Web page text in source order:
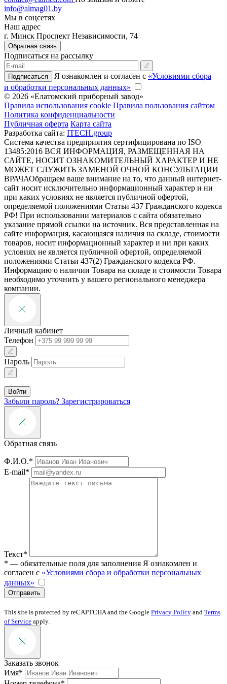
info@almag01.by
Мы в соцсетях
Наш адрес
г. Минск Проспект Независимости, 74
Обратная связь
Подписаться на рассылку
Подписаться Я ознакомлен и согласен с «Условиями сбора
и обработки персональных данных»
© 2026 «Елатомский приборный завод»
Правила использования cookie Правила пользования сайтом
Политика конфиденциальности
Публичная оферта Карта сайта
Разработка сайта: ITECH.group
Система качества предприятия сертифицирована по ISO
13485:2016 ВСЯ ИНФОРМАЦИЯ, РАЗМЕЩЕННАЯ НА
САЙТЕ, НОСИТ ОЗНАКОМИТЕЛЬНЫЙ ХАРАКТЕР И НЕ
МОЖЕТ СЛУЖИТЬ ЗАМЕНОЙ ОЧНОЙ КОНСУЛЬТАЦИИ
ВРАЧАОбращаем ваше внимание на то, что данный интернет-
сайт носит исключительно информационный характер и ни
при каких условиях не является публичной офертой,
определяемой положениями Статьи 437 Гражданского кодекса
РФ! При использовании материалов с сайта обязательно
указание прямой ссылки на источник. Вся представленная на
сайте информация, касающаяся наличия на складе, стоимости
товаров, носит информационный характер и ни при каких
условиях не является публичной офертой, определяемой
положениями Статьи 437(2) Гражданского кодекса РФ.
Информацию о наличии Товара на складе и стоимости Товара
необходимо уточнить у вашего регионального менеджера
компании.
Личный кабинет
Телефон
Пароль
Войти
Забыли пароль? Зарегистрироваться
Обратная связь
Ф.И.О.*
E-mail*
Текст*
* — обязательные поля для заполнения Я ознакомлен и
согласен с «Условиями сбора и обработки персональных
данных»
Отправить
This site is protected by reCAPTCHA and the Google Privacy Policy and Terms
of Service apply.
Заказать звонок
Имя*